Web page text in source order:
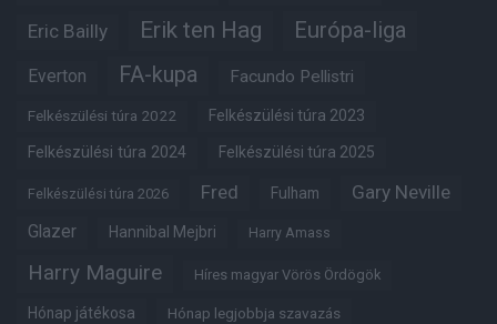
Eric Bailly Erik ten Hag Európa-liga
Everton FA-kupa Facundo Pellistri
Felkészülési túra 2022 Felkészülési túra 2023
Felkészülési túra 2024 Felkészülési túra 2025
Felkészülési túra 2026 Fred Fulham Gary Neville
Glazer Hannibal Mejbri Harry Amass
Harry Maguire Híres magyar Vörös Ördögök
Hónap játékosa Hónap legjobbja szavazás